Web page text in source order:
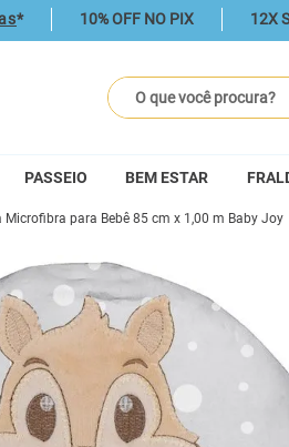
* 10% OFF NO PIX 12X
O que você procura?
PASSEIO BEM ESTAR
Microfibra para Bebê 85 cm x 1,00 m Baby Joy